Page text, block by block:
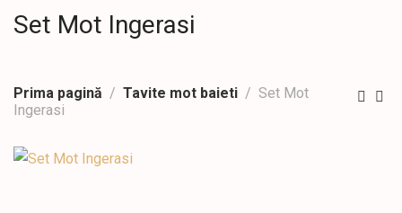
Set Mot Ingerasi
Prima pagină Tavite mot baieti
Set Mot
Ingerasi